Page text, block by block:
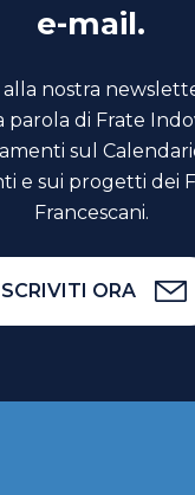
e-mail.
alla nostra
parola di Frate
sul
e sui progetti dei
Francescani.
ORA